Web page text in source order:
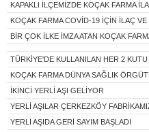
KAPAKLI İLÇEMİZDE KOÇAK FARMA
KOÇAK FARMA COVİD-19 İÇİN İLAÇ VE
BİR ÇOK İLKE İMZA ATAN KOÇAK
TÜRKİYE'DE KULLANILAN HER 2 KUTU
KOÇAK FARMA DÜNYA SAĞLIK
İKİNCİ YERLİ AŞI GELİYOR
YERLİ AŞILAR ÇERKEZKÖY
YERLİ AŞIDA GERİ SAYIM BAŞLADI